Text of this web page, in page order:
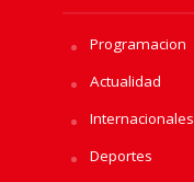
Programacion
Actualidad
Internacionales
Deportes